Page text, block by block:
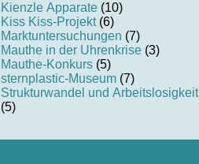
Kienzle Apparate(10)
Kiss Kiss-Projekt(6)
Marktuntersuchungen (7)
Mauthe in der Uhrenkrise(3)
Mauthe-Konkurs(5)
sternplastic-Museum(7)
Strukturwandel und Arbeitslosigkeit
(5)